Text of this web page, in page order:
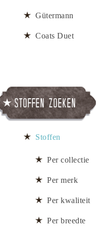
Gütermann
Coats Duet
Stoffen zoeken
Stoffen
Per collectie
Per merk
Per kwaliteit
Per breedte